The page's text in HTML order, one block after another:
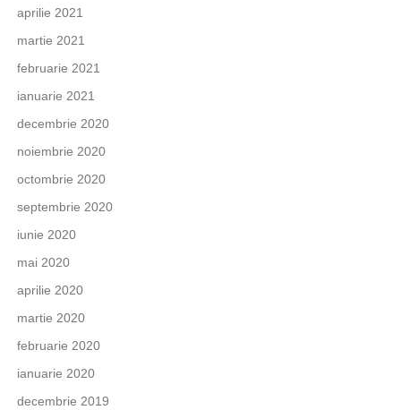
aprilie 2021
martie 2021
februarie 2021
ianuarie 2021
decembrie 2020
noiembrie 2020
octombrie 2020
septembrie 2020
iunie 2020
mai 2020
aprilie 2020
martie 2020
februarie 2020
ianuarie 2020
decembrie 2019